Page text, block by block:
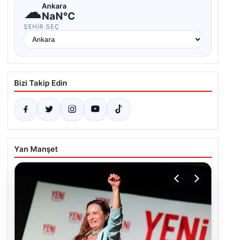
☁Ankara
NaN°C
ŞEHIR SEÇ
Bizi Takip Edin
Yan Manşet